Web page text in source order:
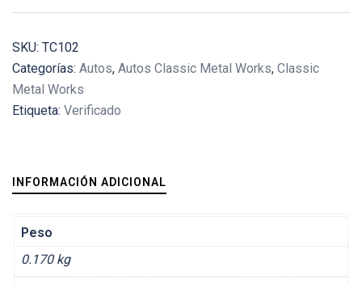
SKU: TC102
Categorías: Autos, Autos Classic Metal Works, Classic
Metal Works
Etiqueta: Verificado
INFORMACIÓN ADICIONAL
Peso
0.170 kg